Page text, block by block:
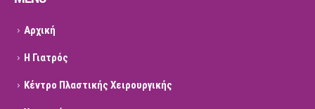
Αρχική
Η Γιατρός
Κέντρο Πλαστικής Χειρουργικής